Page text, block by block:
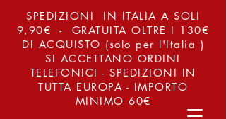
SPEDIZIONI IN ITALIA A SOLI
9,90€ - GRATUITA OLTRE I 130€
DI ACQUISTO (solo per l'Italia )
SI ACCETTANO ORDINI
TELEFONICI - SPEDIZIONI IN
TUTTA EUROPA - IMPORTO
MINIMO 60€